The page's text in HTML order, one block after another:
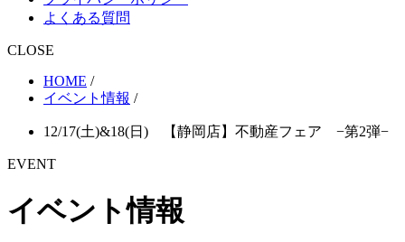
よくある質問
CLOSE
HOME /
イベント情報 /
12/17(土)&18(日) 【静岡店】不動産フェア −第2弾−
EVENT
イベント情報